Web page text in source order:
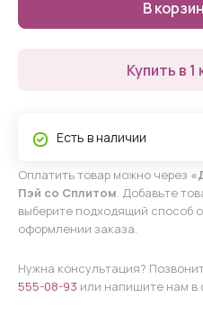
В
Купить в 1
Есть в наличии
Оплатить товар можно через
Пэй со Сплитом. Добавьте
выберите подходящий способ
оформлении заказа.
Нужна консультация?
555-08-93 или напишите нам в